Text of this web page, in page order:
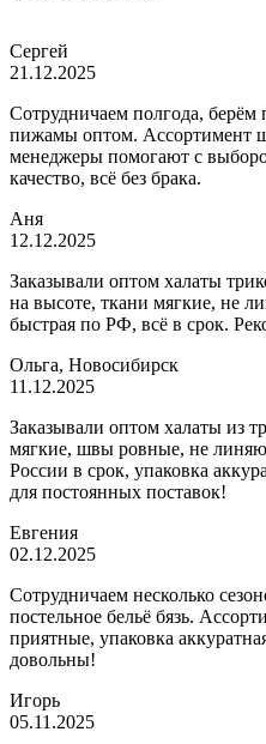
Сергей
21.12.2025
Сотрудничаем полгода, берём
пижамы оптом. Ассортимент
менеджеры помогают с
качество, всё без брака.
Аня
12.12.2025
Заказывали оптом халаты
на высоте, ткани мягкие, не
быстрая по РФ, всё в срок.
Ольга, Новосибирск
11.12.2025
Заказывали оптом халаты из
мягкие, швы ровные, не
России в срок, упаковка
для постоянных поставок!
Евгения
02.12.2025
Сотрудничаем несколько
постельное бельё бязь.
приятные, упаковка
довольны!
Игорь
05.11.2025